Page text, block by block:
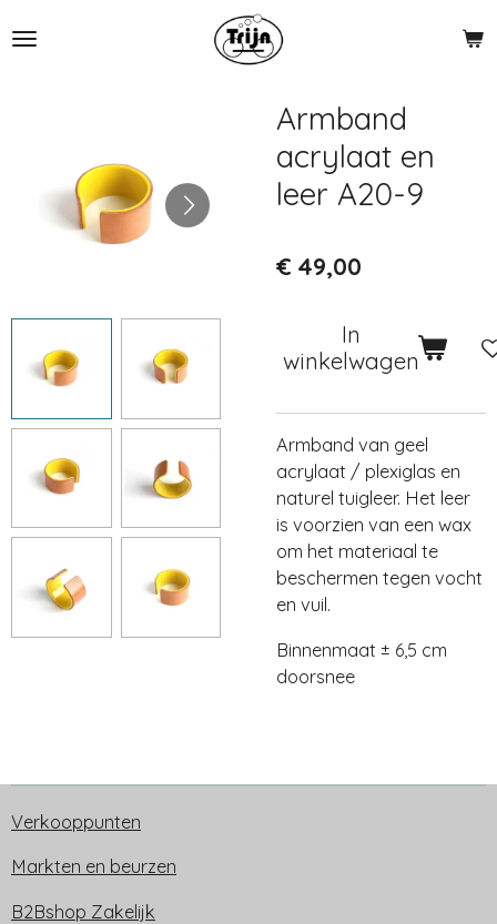
direct
Armband
acrylaat en
leer A20-9
€ 49,00
In
winkelwagen
Armband van geel
acrylaat / plexiglas en
naturel tuigleer. Het leer
is voorzien van een wax
om het materiaal te
beschermen tegen vocht
en vuil.
Binnenmaat ± 6,5 cm
doorsnee
Verkooppunten
Markten en beurzen
B2Bshop Zakelijk